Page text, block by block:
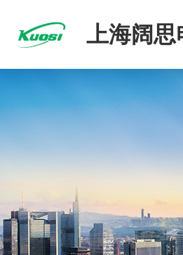
上海阔思